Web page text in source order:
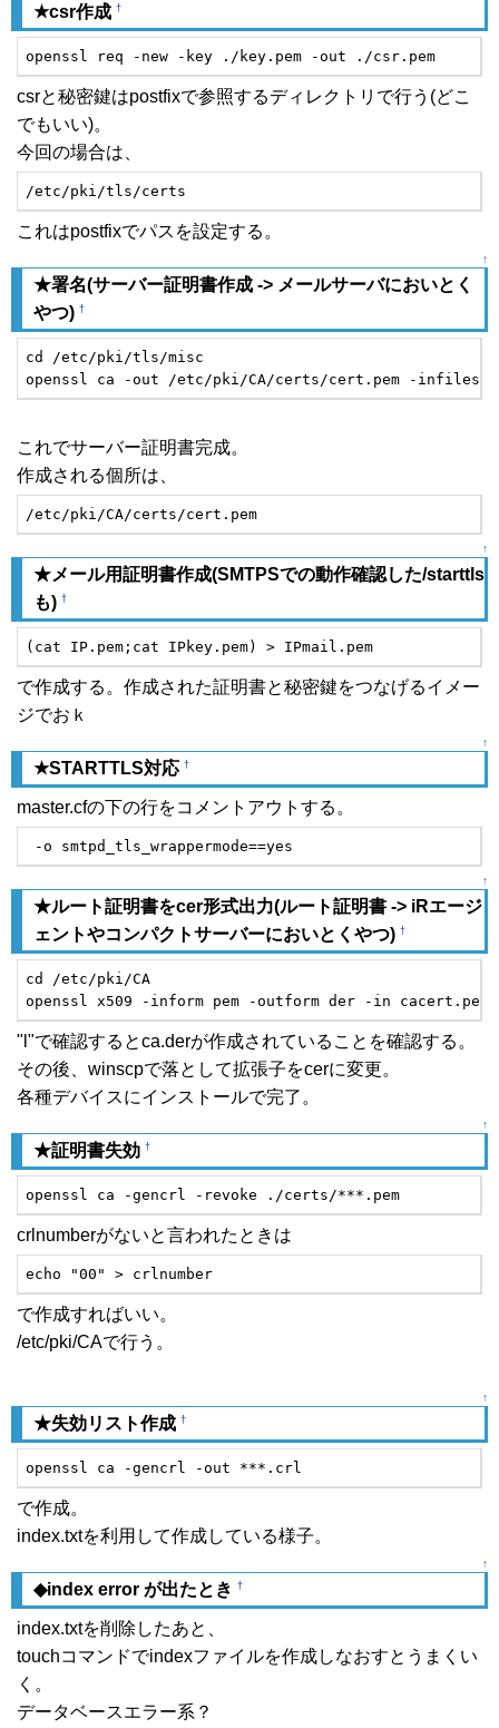
★csr作成 †
openssl req -new -key ./key.pem -out ./csr.pem
csrと秘密鍵はpostfixで参照するディレクトリで行う(どこ
でもいい)。
今回の場合は、
/etc/pki/tls/certs
これはpostfixでパスを設定する。
↑
★署名(サーバー証明書作成 -> メールサーバにおいとく
やつ) †
cd /etc/pki/tls/misc
openssl ca -out /etc/pki/CA/certs/cert.pem -
これでサーバー証明書完成。
作成される個所は、
/etc/pki/CA/certs/cert.pem
↑
★メール用証明書作成(SMTPSでの動作確認した/starttls
も) †
(cat IP.pem;cat IPkey.pem) > IPmail.pem
で作成する。作成された証明書と秘密鍵をつなげるイメー
ジでおｋ
↑
★STARTTLS対応 †
master.cfの下の行をコメントアウトする。
-o smtpd_tls_wrappermode==yes
↑
★ルート証明書をcer形式出力(ルート証明書 -> iRエージ
ェントやコンパクトサーバーにおいとくやつ) †
cd /etc/pki/CA
openssl x509 -inform pem -outform der -in
"l"で確認するとca.derが作成されていることを確認する。
その後、winscpで落として拡張子をcerに変更。
各種デバイスにインストールで完了。
↑
★証明書失効 †
openssl ca -gencrl -revoke ./certs/***.pem
crlnumberがないと言われたときは
echo "00" > crlnumber
で作成すればいい。
/etc/pki/CAで行う。
↑
★失効リスト作成 †
openssl ca -gencrl -out ***.crl
で作成。
index.txtを利用して作成している様子。
↑
◆index error が出たとき †
index.txtを削除したあと、
touchコマンドでindexファイルを作成しなおすとうまくい
く。
データベースエラー系？